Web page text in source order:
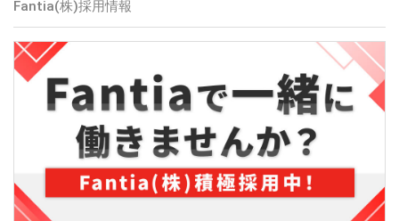
Fantia(株)採用情報